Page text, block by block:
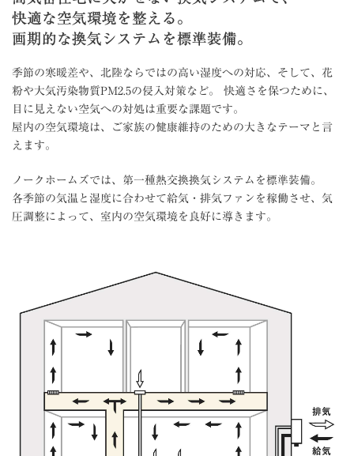
快適な空気環境を整える。
画期的な換気システムを標準装備。
季節の寒暖差や、北陸ならではの高い湿度への対応、そして、花
粉や大気汚染物質PM2.5の侵入対策など。 快適さを保つために、
目に見えない空気への対処は重要な課題です。
屋内の空気環境は、ご家族の健康維持のための大きなテーマと言
えます。
ノークホームズでは、第一種熱交換換気システムを標準装備。
各季節の気温と湿度に合わせて給気・排気ファンを稼働させ、気
圧調整によって、室内の空気環境を良好に導きます。